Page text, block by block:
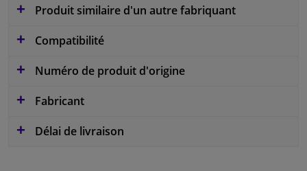
Produit similaire d'un autre fabriquant
Compatibilité
Numéro de produit d'origine
Fabricant
Délai de livraison